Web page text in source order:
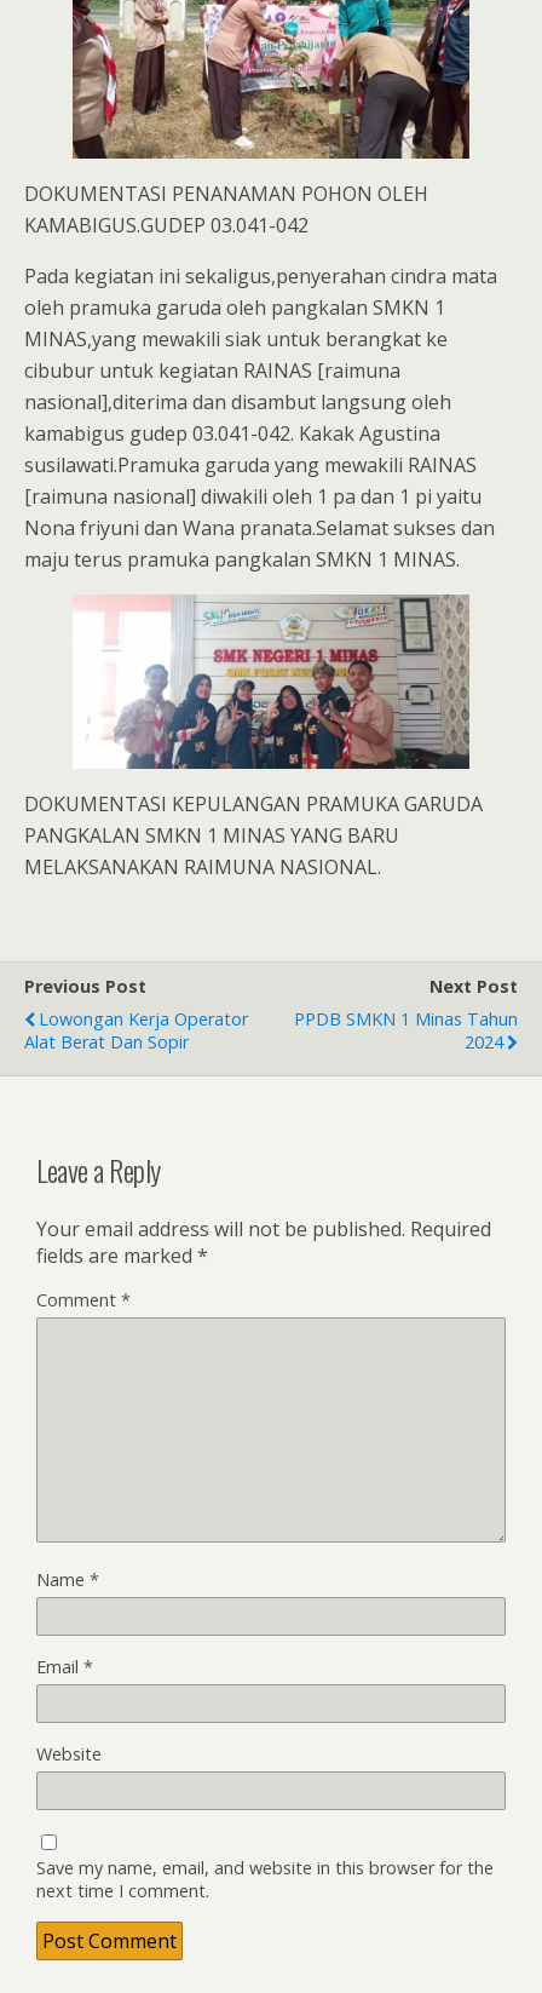
DOKUMENTASI PENANAMAN POHON OLEH
KAMABIGUS.GUDEP 03.041-042
Pada kegiatan ini sekaligus,penyerahan cindra mata
oleh pramuka garuda oleh pangkalan SMKN 1
MINAS,yang mewakili siak untuk berangkat ke
cibubur untuk kegiatan RAINAS [raimuna
nasional],diterima dan disambut langsung oleh
kamabigus gudep 03.041-042. Kakak Agustina
susilawati.Pramuka garuda yang mewakili RAINAS
[raimuna nasional] diwakili oleh 1 pa dan 1 pi yaitu
Nona friyuni dan Wana pranata.Selamat sukses dan
maju terus pramuka pangkalan SMKN 1 MINAS.
DOKUMENTASI KEPULANGAN PRAMUKA GARUDA
PANGKALAN SMKN 1 MINAS YANG BARU
MELAKSANAKAN RAIMUNA NASIONAL.
Previous Post
Lowongan Kerja Operator
Alat Berat Dan Sopir
Next Post
PPDB SMKN 1 Minas Tahun
2024
Leave a Reply
Your email address will not be published. Required
fields are marked *
Comment *
Name *
Email *
Website
Save my name, email, and website in this browser for the
next time I comment.